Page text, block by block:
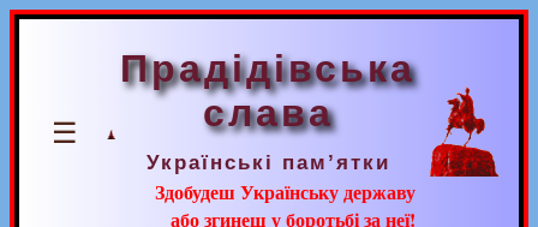
☰
Прадідівська
слава
Українські пам’ятки
Здобудеш Українську державу
або згинеш у боротьбі за неї!